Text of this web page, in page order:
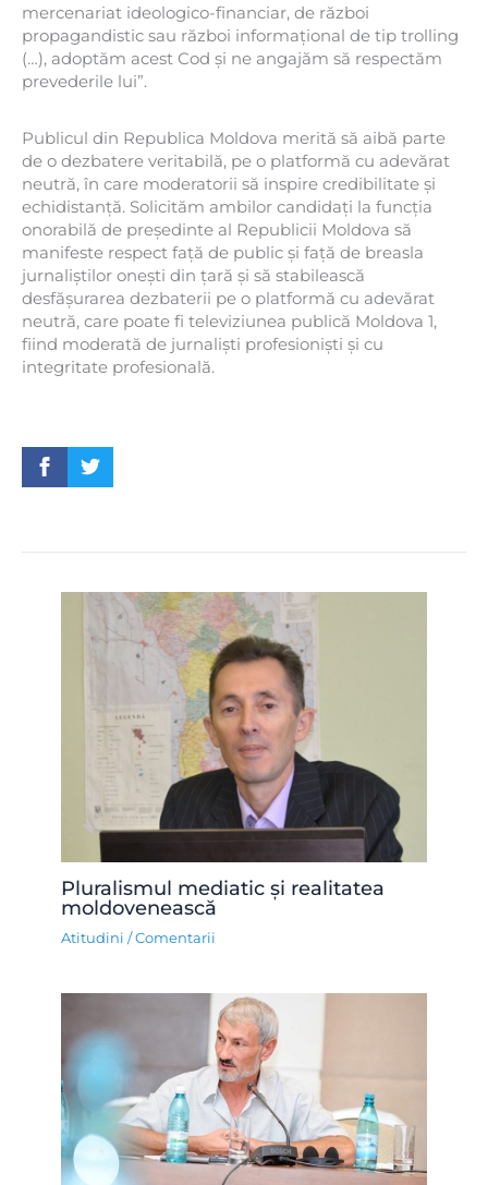
mercenariat ideologico-financiar, de război
propagandistic sau război informațional de tip trolling
(…), adoptăm acest Cod și ne angajăm să respectăm
prevederile lui”.
Publicul din Republica Moldova merită să aibă parte
de o dezbatere veritabilă, pe o platformă cu adevărat
neutră, în care moderatorii să inspire credibilitate și
echidistanță. Solicităm ambilor candidați la funcția
onorabilă de președinte al Republicii Moldova să
manifeste respect față de public și față de breasla
jurnaliștilor onești din țară și să stabilească
desfășurarea dezbaterii pe o platformă cu adevărat
neutră, care poate fi televiziunea publică Moldova 1,
fiind moderată de jurnaliști profesioniști și cu
integritate profesională.
Pluralismul mediatic și realitatea
moldovenească
Atitudini /Comentarii